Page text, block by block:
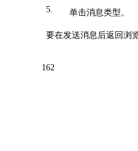
5.
单击消息类型。
要在发送消息后返回浏
162